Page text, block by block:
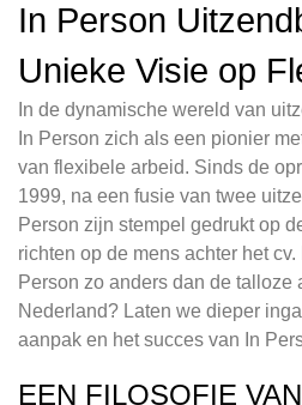
In Person
Unieke Visie op
In de dynamische wereld van
In Person zich als een pionier
van flexibele arbeid. Sinds de
1999, na een fusie van twee
Person zijn stempel gedrukt op
richten op de mens achter het
Person zo anders dan de talloze
Nederland? Laten we dieper
aanpak en het succes van In
EEN FILOSOFIE VAN